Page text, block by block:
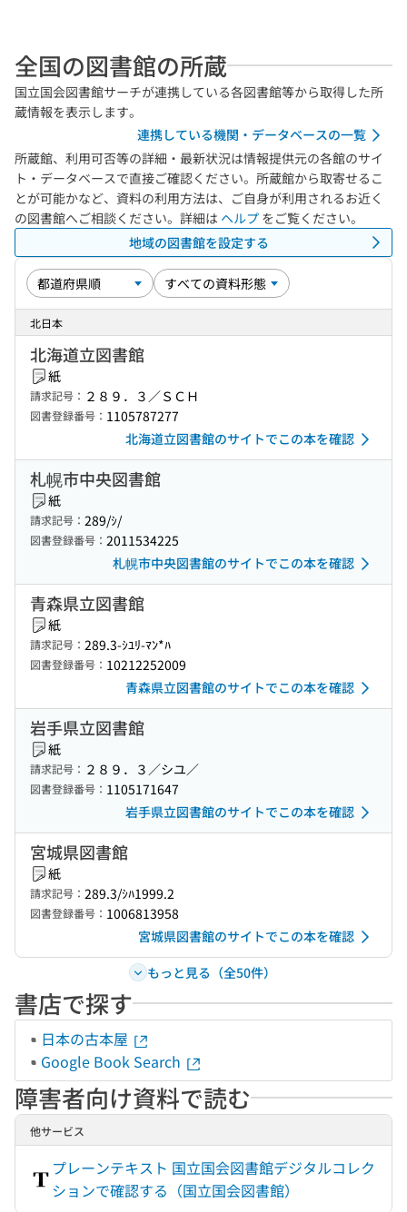
全国の図書館の所蔵
国立国会図書館サーチが連携している各図書館等から取得した所
蔵情報を表示します。
連携している機関・データベースの一覧
所蔵館、利用可否等の詳細・最新状況は情報提供元の各館のサイ
ト・データベースで直接ご確認ください。所蔵館から取寄せるこ
とが可能かなど、資料の利用方法は、ご自身が利用されるお近く
の図書館へご相談ください。詳細は ヘルプ をご覧ください。
地域の図書館を設定する
北日本
北海道立図書館
紙
請求記号： ２８９．３／ＳＣＨ
図書登録番号： 1105787277
北海道立図書館のサイトでこの本を確認
札幌市中央図書館
紙
請求記号： 289/ｼ/
図書登録番号： 2011534225
札幌市中央図書館のサイトでこの本を確認
青森県立図書館
紙
請求記号： 289.3-ｼﾕﾘ-ﾏﾝ*ﾊ
図書登録番号： 10212252009
青森県立図書館のサイトでこの本を確認
岩手県立図書館
紙
請求記号： ２８９．３／シユ／
図書登録番号： 1105171647
岩手県立図書館のサイトでこの本を確認
宮城県図書館
紙
請求記号： 289.3/ｼﾊ1999.2
図書登録番号： 1006813958
宮城県図書館のサイトでこの本を確認
もっと見る（全50件）
書店で探す
日本の古本屋
Google Book Search
障害者向け資料で読む
他サービス
プレーンテキスト 国立国会図書館デジタルコレク
ションで確認する（国立国会図書館）